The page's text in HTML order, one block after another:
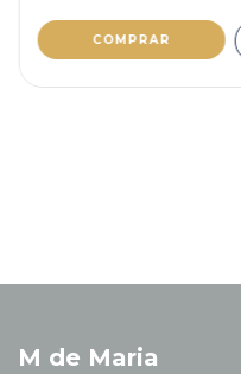
COMPRAR
M de Maria